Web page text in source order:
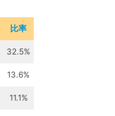
比率
32.5%
13.6%
11.1%